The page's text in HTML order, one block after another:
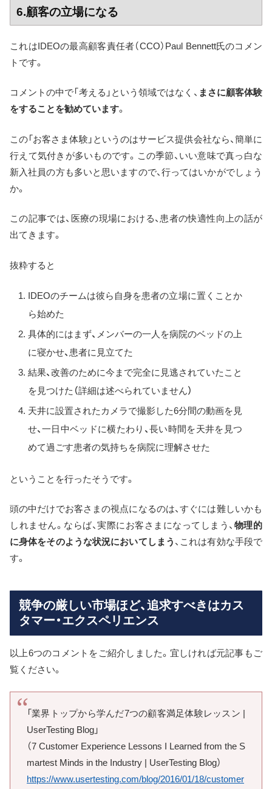
6.顧客の立場になる
これはIDEOの最高顧客責任者（CCO）Paul Bennett氏のコメン
トです。
コメントの中で「考える」という領域ではなく、 まさに顧客体験
をすることを勧めています。
この「お客さま体験」というのはサービス提供会社なら、簡単に
行えて気付きが多いものです。この季節、いい意味で真っ白な
新入社員の方も多いと思いますので、行ってはいかがでしょう
か。
この記事では、医療の現場における、患者の快適性向上の話が
出てきます。
抜粋すると
IDEOのチームは彼ら自身を患者の立場に置くことか
ら始めた
具体的にはまず、メンバーの一人を病院のベッドの上
に寝かせ、患者に見立てた
結果、改善のために今まで完全に見逃されていたこと
を見つけた（詳細は述べられていません）
天井に設置されたカメラで撮影した6分間の動画を見
せ、一日中ベッドに横たわり、長い時間を天井を見つ
めて過ごす患者の気持ちを病院に理解させた
ということを行ったそうです。
頭の中だけでお客さまの視点になるのは、すぐには難しいかも
しれません。ならば、実際にお客さまになってしまう、 物理的
に身体をそのような状況においてしまう 、これは有効な手段で
す。
競争の厳しい市場ほど、追求すべきはカス
タマー・エクスペリエンス
以上6つのコメントをご紹介しました。宜しければ元記事もご
覧ください。
「業界トップから学んだ7つの顧客満足体験レッスン |
UserTesting Blog」
（7 Customer Experience Lessons I Learned from the S
martest Minds in the Industry | UserTesting Blog）
https://www.usertesting.com/blog/2016/01/18/customer